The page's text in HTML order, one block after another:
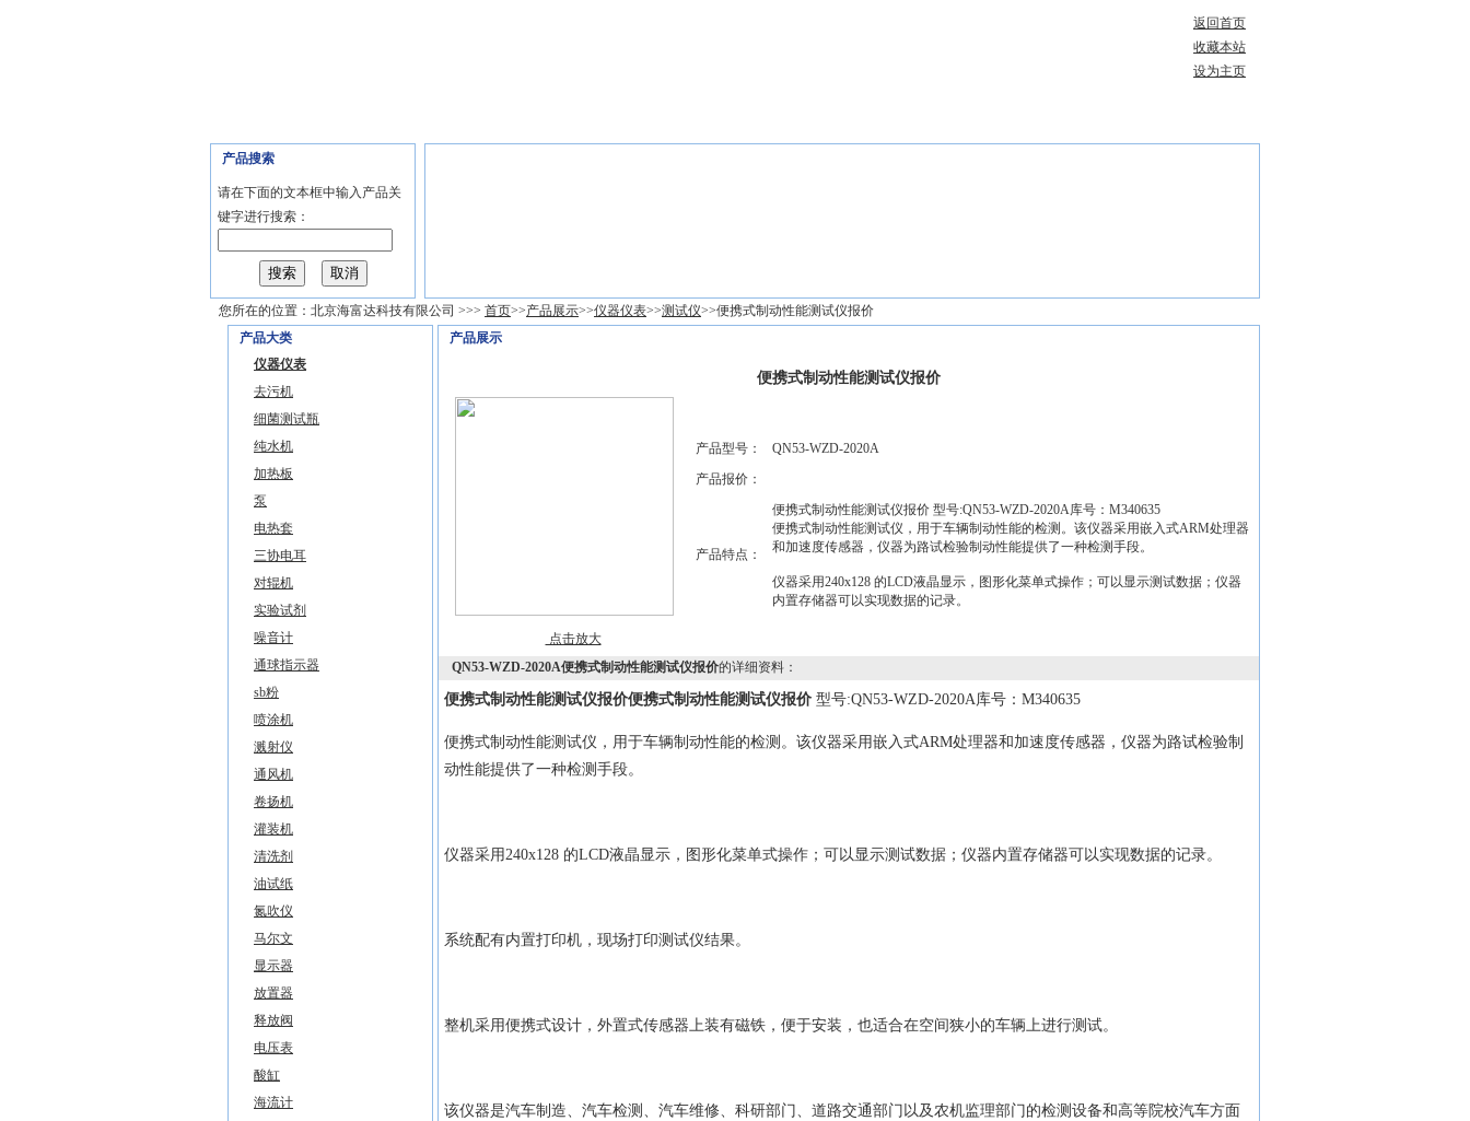
返回首页
收藏本站
设为主页
产品搜索
请在下面的文本框中输入产品关
键字进行搜索：
您所在的位置： 北京海富达科技有限公司 >>> 首页>>产品展示>>仪器仪表>>测试仪>>便携式制动性能测试仪报价
产品大类
仪器仪表
去污机
细菌测试瓶
纯水机
加热板
泵
电热套
三协电耳
对辊机
实验试剂
噪音计
通球指示器
sb粉
喷涂机
溅射仪
通风机
卷扬机
灌装机
清洗剂
油试纸
氮吹仪
马尔文
显示器
放置器
释放阀
电压表
酸缸
海流计
产品展示
便携式制动性能测试仪报价
点击放大
产品型号：
QN53-WZD-2020A
产品报价：
产品特点：
便携式制动性能测试仪报价 型号:QN53-WZD-2020A库号：M340635
便携式制动性能测试仪，用于车辆制动性能的检测。该仪器采用嵌入式ARM处理器
和加速度传感器，仪器为路试检验制动性能提供了一种检测手段。
仪器采用240x128 的LCD液晶显示，图形化菜单式操作；可以显示测试数据；仪器
内置存储器可以实现数据的记录。
QN53-WZD-2020A便携式制动性能测试仪报价的详细资料：
便携式制动性能测试仪报价便携式制动性能测试仪报价 型号:QN53-WZD-2020A库号：M340635
便携式制动性能测试仪，用于车辆制动性能的检测。该仪器采用嵌入式ARM处理器和加速度传感器，仪器为路试检验制
动性能提供了一种检测手段。
仪器采用240x128 的LCD液晶显示，图形化菜单式操作；可以显示测试数据；仪器内置存储器可以实现数据的记录。
系统配有内置打印机，现场打印测试仪结果。
整机采用便携式设计，外置式传感器上装有磁铁，便于安装，也适合在空间狭小的车辆上进行测试。
该仪器是汽车制造、汽车检测、汽车维修、科研部门、道路交通部门以及农机监理部门的检测设备和高等院校汽车方面